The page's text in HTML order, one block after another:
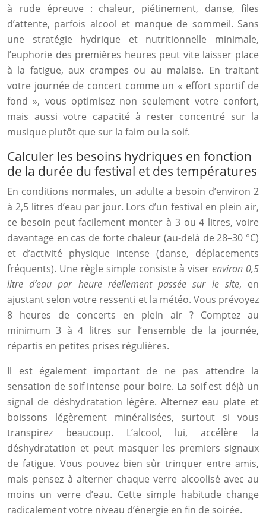
à rude épreuve : chaleur, piétinement, danse, files
d’attente, parfois alcool et manque de sommeil. Sans
une stratégie hydrique et nutritionnelle minimale,
l’euphorie des premières heures peut vite laisser place
à la fatigue, aux crampes ou au malaise. En traitant
votre journée de concert comme un « effort sportif de
fond », vous optimisez non seulement votre confort,
mais aussi votre capacité à rester concentré sur la
musique plutôt que sur la faim ou la soif.
Calculer les besoins hydriques en fonction
de la durée du festival et des températures
En conditions normales, un adulte a besoin d’environ 2
à 2,5 litres d’eau par jour. Lors d’un festival en plein air,
ce besoin peut facilement monter à 3 ou 4 litres, voire
davantage en cas de forte chaleur (au-delà de 28–30 °C)
et d’activité physique intense (danse, déplacements
fréquents). Une règle simple consiste à viser environ 0,5
litre d’eau par heure réellement passée sur le site, en
ajustant selon votre ressenti et la météo. Vous prévoyez
8 heures de concerts en plein air ? Comptez au
minimum 3 à 4 litres sur l’ensemble de la journée,
répartis en petites prises régulières.
Il est également important de ne pas attendre la
sensation de soif intense pour boire. La soif est déjà un
signal de déshydratation légère. Alternez eau plate et
boissons légèrement minéralisées, surtout si vous
transpirez beaucoup. L’alcool, lui, accélère la
déshydratation et peut masquer les premiers signaux
de fatigue. Vous pouvez bien sûr trinquer entre amis,
mais pensez à alterner chaque verre alcoolisé avec au
moins un verre d’eau. Cette simple habitude change
radicalement votre niveau d’énergie en fin de soirée.